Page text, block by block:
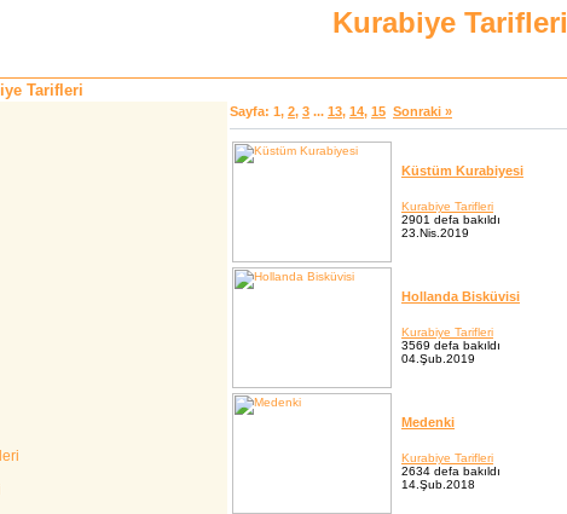
Kurabiye Tarifleri
Tarifleri
Sayfa: 1, 2, 3 ... 13, 14, 15 Sonraki »
Küstüm Kurabiyesi
Kurabiye Tarifleri
2901 defa bakıldı
23.Nis.2019
Hollanda Bisküvisi
Kurabiye Tarifleri
3569 defa bakıldı
04.Şub.2019
Medenki
Kurabiye Tarifleri
2634 defa bakıldı
14.Şub.2018